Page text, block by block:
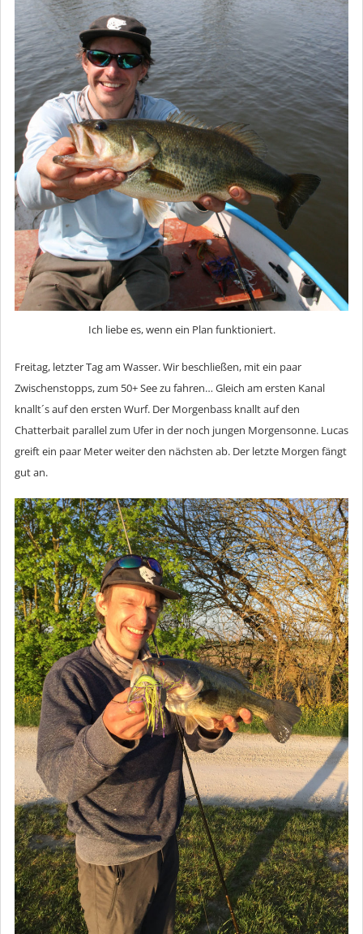
Ich liebe es, wenn ein Plan funktioniert.
Freitag, letzter Tag am Wasser. Wir beschließen, mit ein paar
Zwischenstopps, zum 50+ See zu fahren… Gleich am ersten Kanal
knallt´s auf den ersten Wurf. Der Morgenbass knallt auf den
Chatterbait parallel zum Ufer in der noch jungen Morgensonne. Lucas
greift ein paar Meter weiter den nächsten ab. Der letzte Morgen fängt
gut an.